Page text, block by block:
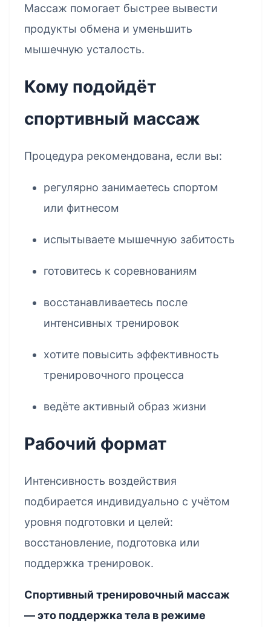
Массаж помогает быстрее вывести
продукты обмена и уменьшить
мышечную усталость.
Кому подойдёт
спортивный массаж
Процедура рекомендована, если вы:
регулярно занимаетесь спортом
или фитнесом
испытываете мышечную забитость
готовитесь к соревнованиям
восстанавливаетесь после
интенсивных тренировок
хотите повысить эффективность
тренировочного процесса
ведёте активный образ жизни
Рабочий формат
Интенсивность воздействия
подбирается индивидуально с учётом
уровня подготовки и целей:
восстановление, подготовка или
поддержка тренировок.
Спортивный тренировочный массаж
— это поддержка тела в режиме